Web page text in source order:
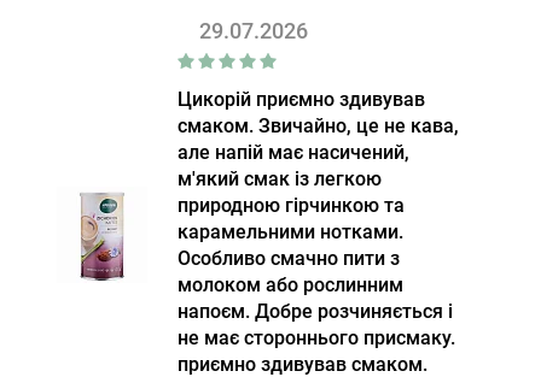
29.07.2026
Цикорій приємно здивував
смаком. Звичайно, це не кава,
але напій має насичений,
м'який смак із легкою
природною гірчинкою та
карамельними нотками.
Особливо смачно пити з
молоком або рослинним
напоєм. Добре розчиняється і
не має стороннього присмаку.
приємно здивував смаком.